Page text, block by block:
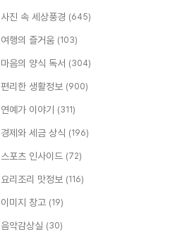
사진 속 세상풍경 (645)
여행의 즐거움 (103)
마음의 양식 독서 (304)
편리한 생활정보 (900)
연예가 이야기 (311)
경제와 세금 상식 (196)
스포츠 인사이드 (72)
요리조리 맛정보 (116)
이미지 창고 (19)
음악감상실 (30)